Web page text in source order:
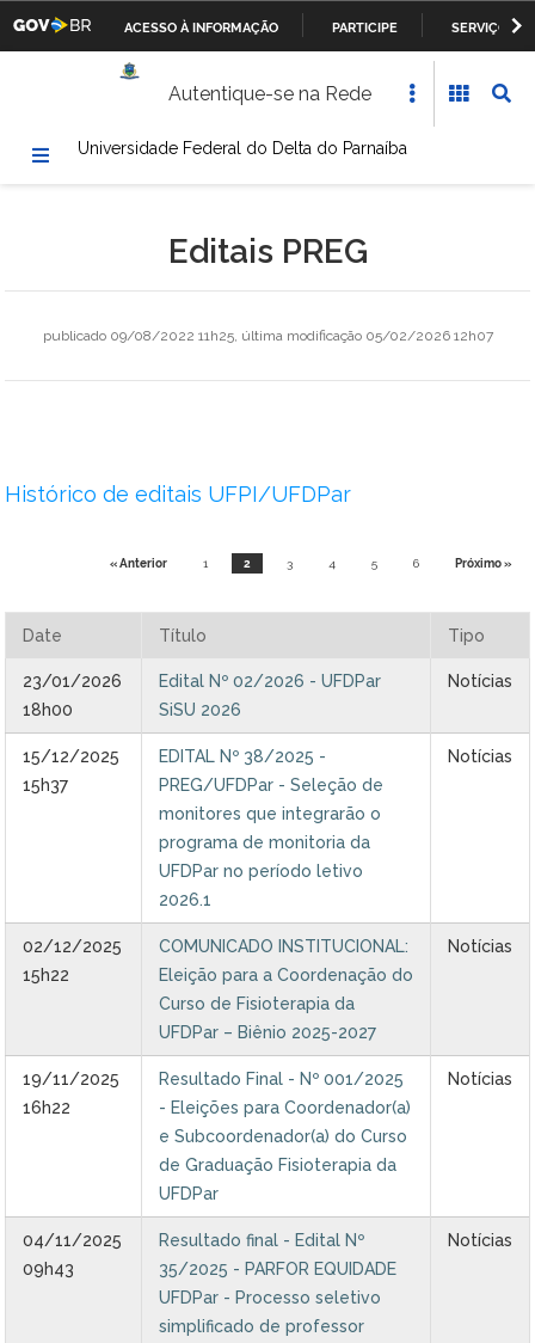
PARA
CONTEÚDO
ACESSO À INFORMAÇÃO PARTICIPE
SERVIÇOS
Ministério da Defesa
Ministério dos Transportes, Portos e Aviação Civil
Ministério da Cultura
Ministério do Trabalho
Ministério da Saúde
Ministério da Indústria, Comércio Exterior e Serviços
Ministério de Minas e Energia
Ministério do Planejamento, Desenvolvimento e Gestão
Ministério da Ciência, Tecnologia, Inovações e Comunicações
Ministério do Turismo
Ministério da Integração Nacional
Ministério da Transparência e Controladoria-Geral da União
Ministério dos Direitos Humanos
Autentique-se na Rede
Universidade Federal do Delta do Parnaíba
Editais PREG
publicado09/08/2022 11h25, última modificação05/02/2026 12h07
Histórico de editais UFPI/UFDPar
« Anterior 1 2 3 4 5 6 Próximo »
Date Título Tipo
23/01/2026
18h00
Edital Nº 02/2026 - UFDPar
SiSU 2026
Notícias
15/12/2025
15h37
EDITAL Nº 38/2025 -
PREG/UFDPar - Seleção de
monitores que integrarão o
programa de monitoria da
UFDPar no período letivo
2026.1
Notícias
02/12/2025
15h22
COMUNICADO INSTITUCIONAL:
Eleição para a Coordenação do
Curso de Fisioterapia da
UFDPar – Biênio 2025-2027
Notícias
19/11/2025
16h22
Resultado Final - Nº 001/2025
- Eleições para Coordenador(a)
e Subcoordenador(a) do Curso
de Graduação Fisioterapia da
UFDPar
Notícias
04/11/2025
09h43
Resultado final - Edital Nº
35/2025 - PARFOR EQUIDADE
UFDPar - Processo seletivo
simplificado de professor
Notícias